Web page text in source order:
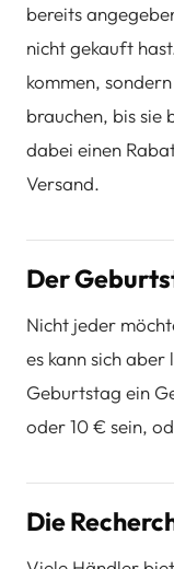
bereits
nicht gekauft
kommen,
brauchen, bis sie
dabei einen
Versand.
Der
Nicht jeder
es kann sich aber
Geburtstag ein
oder 10 € sein,
Die